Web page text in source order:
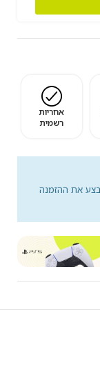
אחריות
רשמית
את ההזמנה